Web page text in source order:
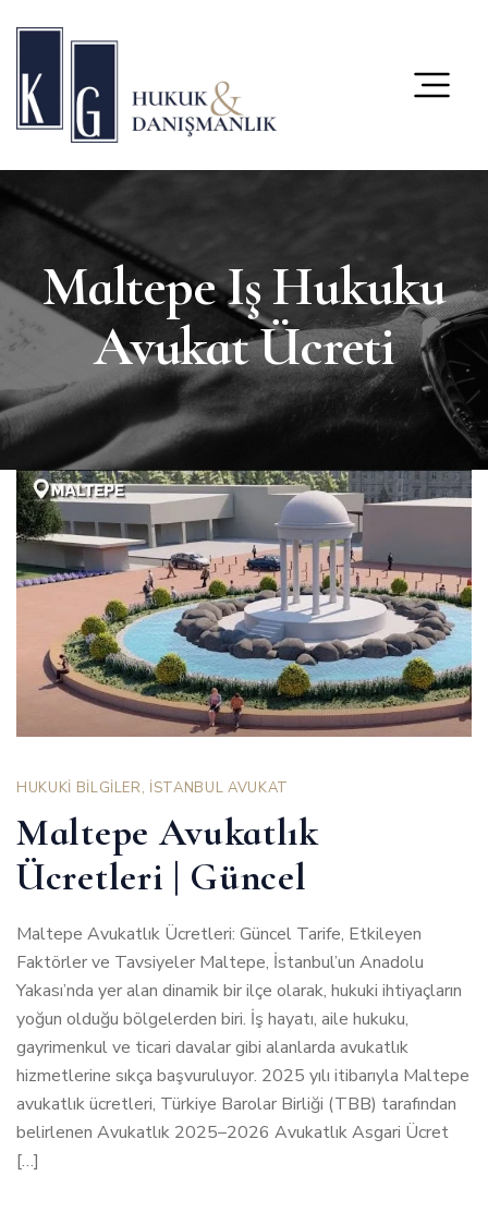
Maltepe Iş Hukuku
Avukat Ücreti
HUKUKİ BİLGİLER, İSTANBUL AVUKAT
Maltepe Avukatlık
Ücretleri | Güncel
Maltepe Avukatlık Ücretleri: Güncel Tarife, Etkileyen
Faktörler ve Tavsiyeler Maltepe, İstanbul’un Anadolu
Yakası’nda yer alan dinamik bir ilçe olarak, hukuki ihtiyaçların
yoğun olduğu bölgelerden biri. İş hayatı, aile hukuku,
gayrimenkul ve ticari davalar gibi alanlarda avukatlık
hizmetlerine sıkça başvuruluyor. 2025 yılı itibarıyla Maltepe
avukatlık ücretleri, Türkiye Barolar Birliği (TBB) tarafından
belirlenen Avukatlık 2025–2026 Avukatlık Asgari Ücret
[…]